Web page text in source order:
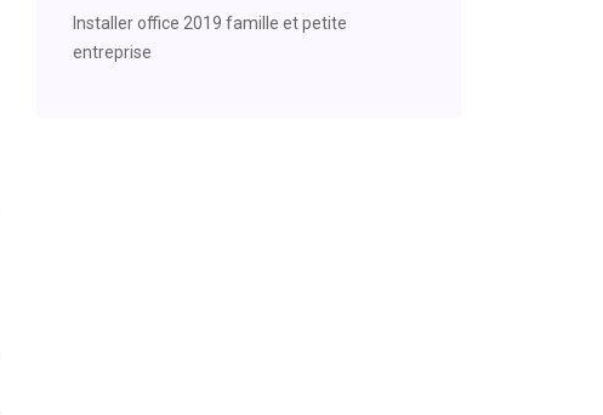
Installer office 2019 famille et petite
entreprise